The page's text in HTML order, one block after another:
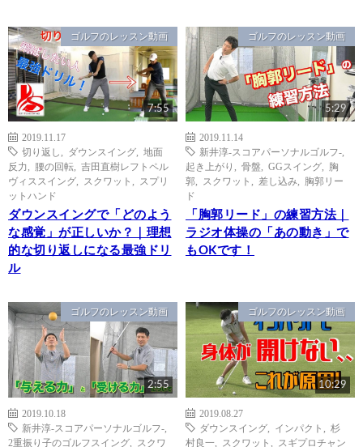
ゴルフのレッスン動画
7:55
2019.11.17
切り返し
ダウンスイング
地面
反力
腰の回転
吉田直樹レフトペル
ヴィススイング
スクワット
スプリ
ットハンド
ダウンスイングで「どのよう
な感覚」が正しいか？｜理想
的な切り返しになる最強ドリ
ル
ゴルフのレッスン動画
5:29
2019.11.14
新井淳-スコアパーソナルゴルフ-
起き上がり
骨盤 GGスイング
胸
郭
スクワット 差し込み
胸郭リー
ド
「胸郭リード」の練習方法｜
ラジオ体操の「あの動き」で
もOKです！
ゴルフのレッスン動画
2:55
2019.10.18
新井淳-スコアパーソナルゴルフ-
2重振り子のゴルフスイング
スクワ
ゴルフのレッスン動画
10:29
2019.08.27
ダウンスイング
インパクト
杉
村良一
スクワット
スギプロチャン